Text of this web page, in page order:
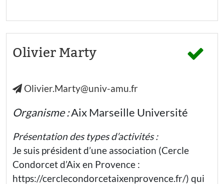
Lycée
Public(s)
visé(s)
Elèves
Thématiques
Solidarité
Égalité
Secteur
d’activité
Enseignement
Recherche
visé(s)
:
Etudiants·es
Olivier Marty
Olivier.Marty@univ-amu.fr
Organisme :Aix Marseille Université
Présentation des types d’activités :
Je suis président d’une association (Cercle
Condorcet d’Aix en Provence :
https://cerclecondorcetaixenprovence.fr/) qui